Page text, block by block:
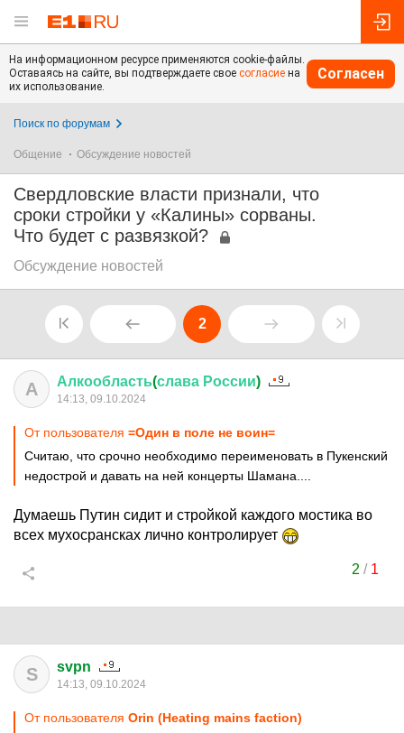
На информационном ресурсе применяются cookie-файлы.
Оставаясь на сайте, вы подтверждаете свое согласие на
их использование.
Согласен
Поиск по форумам
Общение Обсуждение новостей
Свердловские власти признали, что
сроки стройки у «Калины» сорваны.
Что будет с развязкой?
Обсуждение новостей
2
А Алкообласть(слава России)
14:13, 09.10.2024
От пользователя =Один в поле не воин=
Считаю, что срочно необходимо переименовать в Пукенский
недострой и давать на ней концерты Шамана....
Думаешь Путин сидит и стройкой каждого мостика во
всех мухосрансках лично контролирует
2 / 1
S svpn
14:13, 09.10.2024
От пользователя Orin (Heating mains faction)